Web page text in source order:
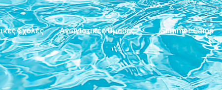
Σχολές Αγωνιστικές Ομάδες Summer Camp